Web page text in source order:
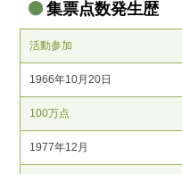
集票点数発生歴
活動参加
1966年10月20日
100万点
1977年12月